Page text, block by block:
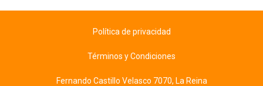
Política de privacidad
Términos y Condiciones
Fernando Castillo Velasco 7070, La Reina